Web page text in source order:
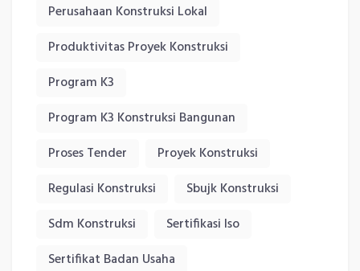
Perusahaan Konstruksi Lokal
Produktivitas Proyek Konstruksi
Program K3
Program K3 Konstruksi Bangunan
Proses Tender
Proyek Konstruksi
Regulasi Konstruksi
Sbujk Konstruksi
Sdm Konstruksi
Sertifikasi Iso
Sertifikat Badan Usaha